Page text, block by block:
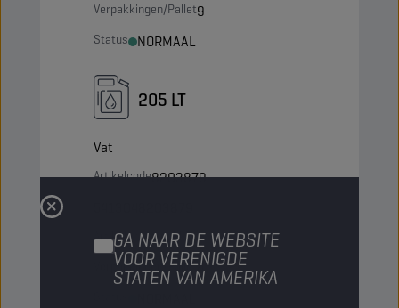
GA NAAR DE WEBSITE
VOOR VERENIGDE
STATEN VAN AMERIKA
Verpakkingen/Pallet9
Status NORMAAL
205 LT
Vat
Artikelcode8203879
Artikelen/Verpakking-
Verpakkingen/Pallet4